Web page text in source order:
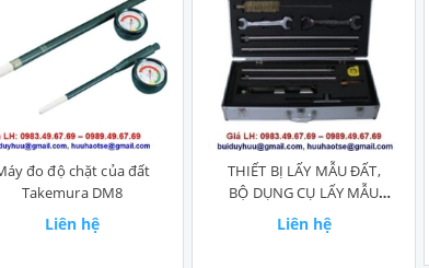
đo độ chặt của đất
Takemura DM8
Liên hệ
THIẾT BỊ LẤY MẪU ĐẤT,
BỘ DỤNG CỤ LẤY MẪU
ĐẤT
Liên hệ